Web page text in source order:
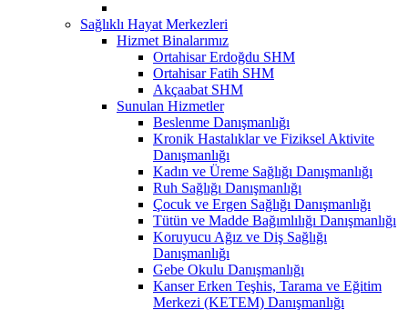
Sağlıklı Hayat Merkezleri
Hizmet Binalarımız
Ortahisar Erdoğdu SHM
Ortahisar Fatih SHM
Akçaabat SHM
Sunulan Hizmetler
Beslenme Danışmanlığı
Kronik Hastalıklar ve Fiziksel Aktivite
Danışmanlığı
Kadın ve Üreme Sağlığı Danışmanlığı
Ruh Sağlığı Danışmanlığı
Çocuk ve Ergen Sağlığı Danışmanlığı
Tütün ve Madde Bağımlılığı Danışmanlığı
Koruyucu Ağız ve Diş Sağlığı
Danışmanlığı
Gebe Okulu Danışmanlığı
Kanser Erken Teşhis, Tarama ve Eğitim
Merkezi (KETEM) Danışmanlığı